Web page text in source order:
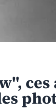
ces